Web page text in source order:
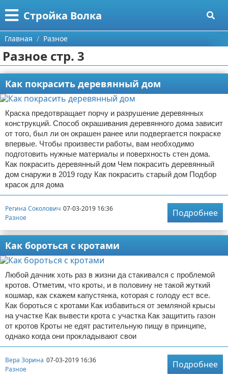
Стройка Волка
Меню
Главная
Категории
Строительство
Мебель
Интерьер и дизайн
Дизайн дачи
Дизайн квартиры
Кухня
Посуда
Ремонт
Ремонт дачи
Ремонт квартиры
Инструменты
Ванная
Домашний быт
Коммунальные услуги
Сантехника
Безопасность
Стройматериалы
Разное
Поиск
О проекте
Контакты
Сотрудничество
Размещение рекламы
Для правообладателей
Условия предоставления информации
Отказ от ответственности
Главная Разное
Разное стр. 3
Как покрасить деревянный дом
Краска предотвращает порчу и разрушение деревянных
конструкций. Способ окрашивания деревянного дома зависит
от того, был ли он окрашен ранее или подвергается покраске
впервые. Чтобы произвести работы, вам необходимо
подготовить нужные материалы и поверхность стен дома.
Как покрасить деревянный дом Чем покрасить деревянный
дом снаружи в 2019 году Как покрасить старый дом Подбор
красок для дома
Регина Соколович 07-03-2019 16:36
Разное
Подробнее
Как бороться с кротами
Любой дачник хоть раз в жизни да стакивался с проблемой
кротов. Отметим, что кроты, и в половину не такой жуткий
кошмар, как скажем капустянка, которая с голоду ест все.
Как бороться с кротами Как избавиться от земляной крысы
на участке Как вывести крота с участка Как защитить газон
от кротов Кроты не едят растительную пищу в принципе,
однако когда они прокладывают свои
Вера Зорина 07-03-2019 16:36
Разное
Подробнее